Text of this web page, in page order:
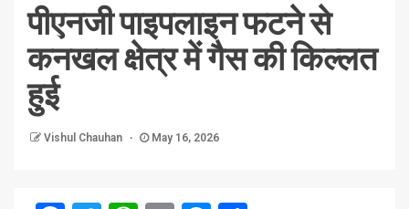
पीएनजी पाइपलाइन फटने से
कनखल क्षेत्र में गैस की किल्लत
हुई
Vishul Chauhan May 16, 2026